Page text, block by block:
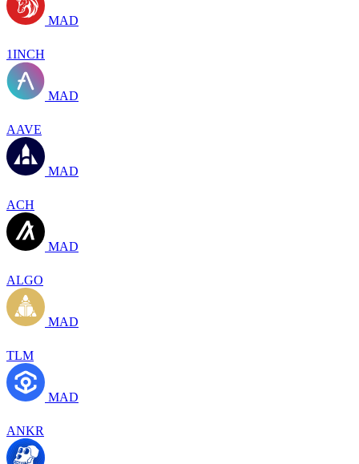
MAD
1INCH
MAD
AAVE
MAD
ACH
MAD
ALGO
MAD
TLM
MAD
ANKR